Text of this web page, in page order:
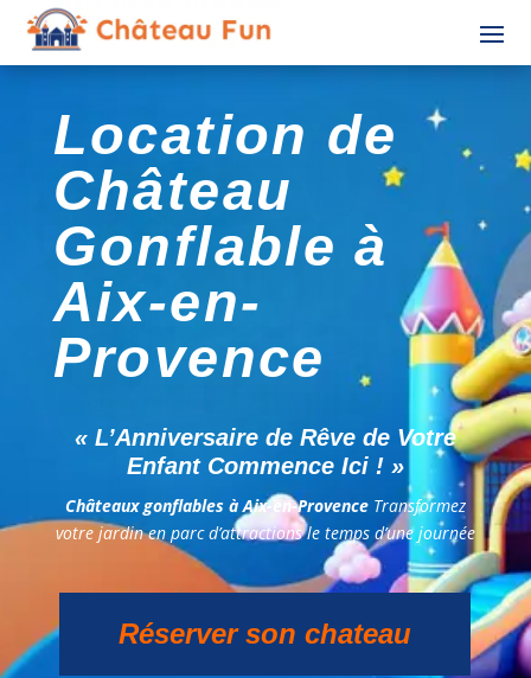
Location de
Château
Gonflable à
Aix-en-
Provence
« L’Anniversaire de Rêve de Votre
Enfant Commence Ici ! »
Châteaux gonflables à Aix-en-Provence Transformez
votre jardin en parc d’attractions le temps d’une journée
Réserver son chateau